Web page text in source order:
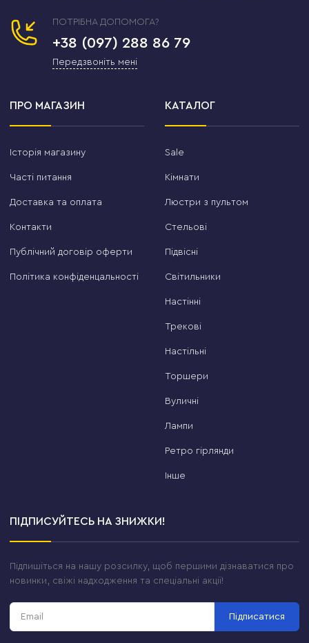
ПОТРІБНА ДОПОМОГА?
+38 (097) 288 86 79
Передзвоніть мені
ПРО МАГАЗИН
Історія магазину
Часті питання
Доставка та оплата
Контакти
Публічний договір оферти
Політика конфіденцальності
КАТАЛОГ
Sale
Кімнати
Люстри з пультом
Стельові
Підвісні
Світильники
Настінні
Трекові
Настільні
Торшери
Вуличні
Лампи
Ретро гірлянди
Інше
ПІДПИСУЙТЕСЬ НА ЗНИЖКИ!
Підпишіться на нашу розсилку, щоб першими дізнаватися про
новинки, свіжі надходження та спеціальні акції!
Підписатися